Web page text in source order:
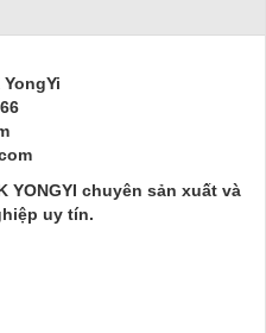
YongYi
YONGYI chuyên sản xuất và
uy tín.